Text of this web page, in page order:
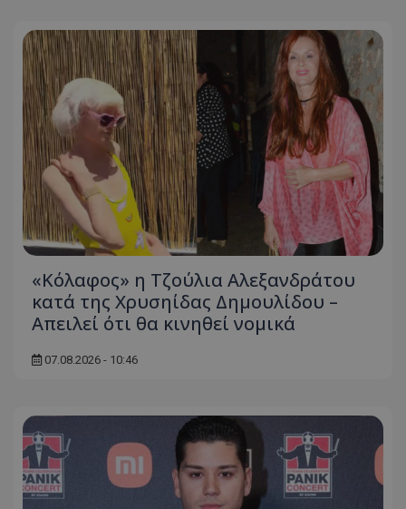
«Κόλαφος» η Τζούλια Αλεξανδράτου
κατά της Χρυσηίδας Δημουλίδου –
Απειλεί ότι θα κινηθεί νομικά
07.08.2026 - 10:46